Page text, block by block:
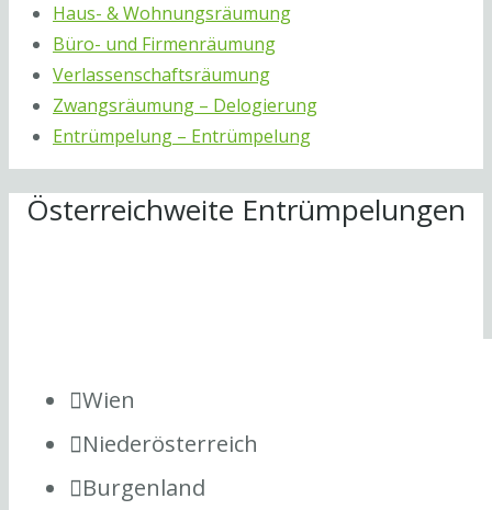
Haus- & Wohnungsräumung
Büro- und Firmenräumung
Verlassenschaftsräumung
Zwangsräumung – Delogierung
Entrümpelung – Entrümpelung
Österreichweite Entrümpelungen
Wien
Niederösterreich
Burgenland